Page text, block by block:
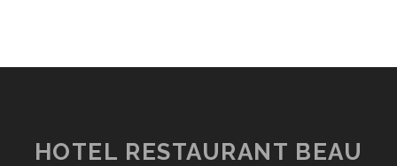
HOTEL RESTAURANT BEAU